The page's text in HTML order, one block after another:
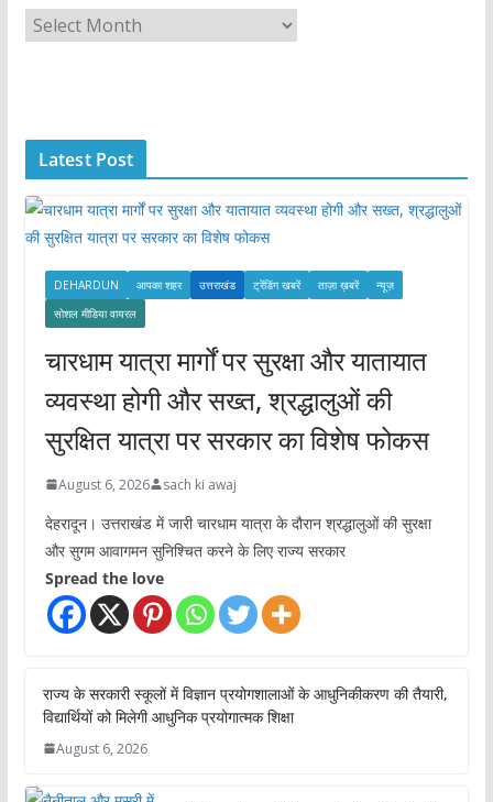
r
e
s
Latest Post
DEHARDUN आपका शहर उत्तराखंड ट्रेंडिंग खबरें ताज़ा ख़बरें
न्यूज़
सोशल मीडिया वायरल
चारधाम यात्रा मार्गों पर सुरक्षा और यातायात
व्यवस्था होगी और सख्त, श्रद्धालुओं की
सुरक्षित यात्रा पर सरकार का विशेष फोकस
August 6, 2026 sach ki awaj
देहरादून। उत्तराखंड में जारी चारधाम यात्रा के दौरान श्रद्धालुओं की सुरक्षा
और सुगम आवागमन सुनिश्चित करने के लिए राज्य सरकार
Spread the love
राज्य के सरकारी स्कूलों में विज्ञान प्रयोगशालाओं के आधुनिकीकरण की तैयारी,
विद्यार्थियों को मिलेगी आधुनिक प्रयोगात्मक शिक्षा
August 6, 2026